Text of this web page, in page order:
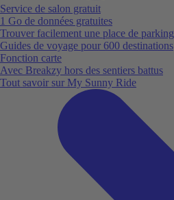
Service de salon gratuit
1 Go de données gratuites
Trouver facilement une place de parking
Guides de voyage pour 600 destinations
Fonction carte
Avec Breakzy hors des sentiers battus
Tout savoir sur My Sunny Ride